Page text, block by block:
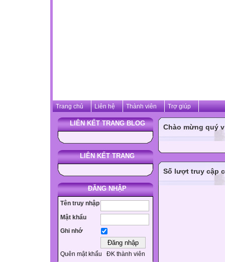
Trang chủ Liên hệ Thành viên Trợ giúp
LIÊN KẾT TRANG BLOG
LIÊN KẾT TRANG
ĐĂNG NHẬP
Tên truy nhập
Mật khẩu
Ghi nhớ
Quên mật khẩu ĐK thành viên
Chào mừng quý
Số lượt truy cập